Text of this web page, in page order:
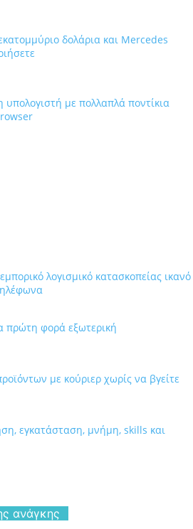
δολάρια και Mercedes
με πολλαπλά ποντίκια
λογισμικό κατασκοπείας ικανό
πρώτη φορά εξωτερική
με κούριερ χωρίς να βγείτε
εγκατάσταση, μνήμη, skills και
ανάγκης